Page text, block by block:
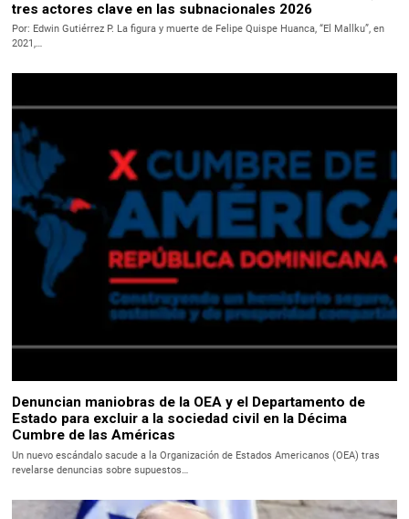
tres actores clave en las subnacionales 2026
Por: Edwin Gutiérrez P. La figura y muerte de Felipe Quispe Huanca, “El Mallku”, en
2021,…
Denuncian maniobras de la OEA y el Departamento de
Estado para excluir a la sociedad civil en la Décima
Cumbre de las Américas
Un nuevo escándalo sacude a la Organización de Estados Americanos (OEA) tras
revelarse denuncias sobre supuestos…